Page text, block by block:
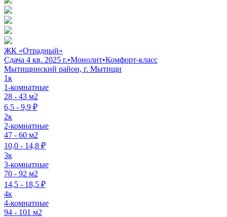
ЖК «Отрадный»
Сдача 4 кв. 2025 г.•Монолит•Комфорт-класс
Мытищинский район, г. Мытищи
1к
1-комнатные
28 - 43 м2
6,5 - 9,9 ₽
2к
2-комнатные
47 - 60 м2
10,0 - 14,8 ₽
3к
3-комнатные
70 - 92 м2
14,5 - 18,5 ₽
4к
4-комнатные
94 - 101 м2